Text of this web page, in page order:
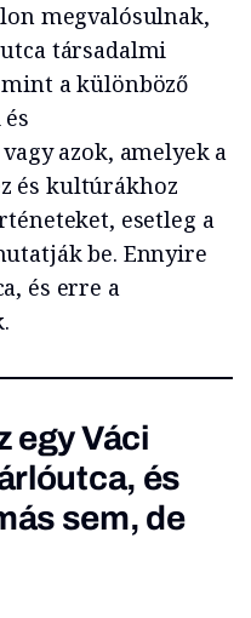
megvalósulnak,
társadalmi
mint a különböző
azok, amelyek a
és kultúrákhoz
esetleg a
be. Ennyire
és erre a
egy Váci
és
sem, de